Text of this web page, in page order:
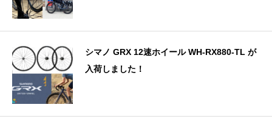
シマノ GRX 12速ホイール WH-RX880-TL が
入荷しました！